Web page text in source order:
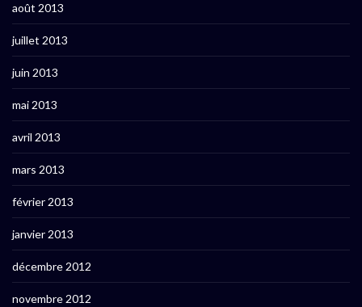
août 2013
juillet 2013
juin 2013
mai 2013
avril 2013
mars 2013
février 2013
janvier 2013
décembre 2012
novembre 2012